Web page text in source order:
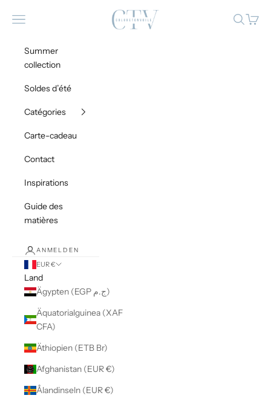
Coloretonvoile
Menü Suchen
Summer
collection
Soldes d’été
Catégories
Carte-cadeau
Contact
Inspirations
Guide des
matières
ANMELDEN
EUR €
Land
Ägypten (EGP ج.م)
Äquatorialguinea (XAF
CFA)
Äthiopien (ETB Br)
Afghanistan (EUR €)
Ålandinseln (EUR €)